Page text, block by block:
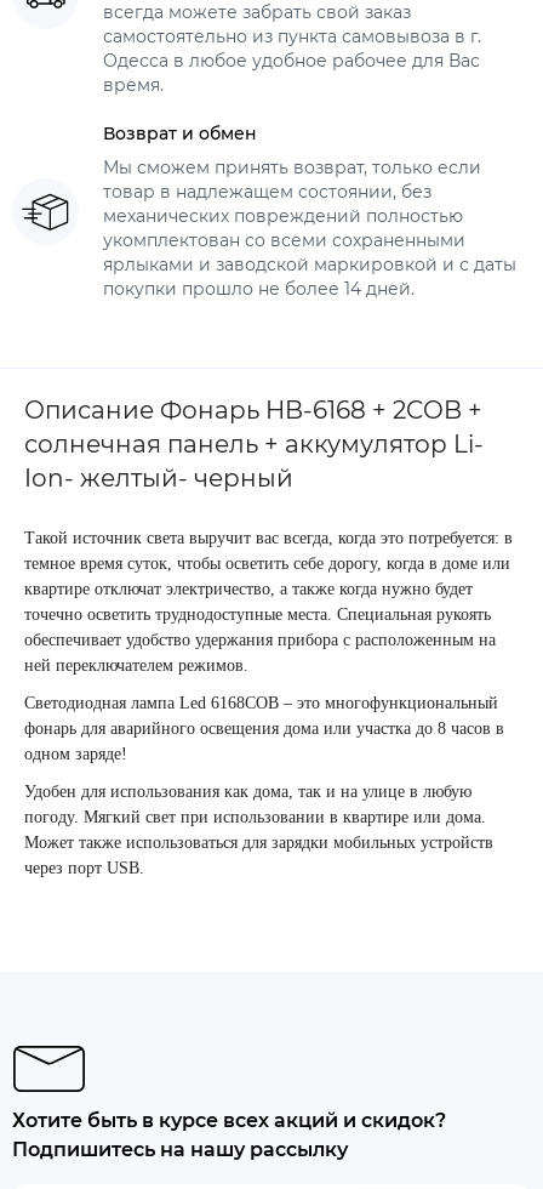
всегда можете забрать свой заказ
самостоятельно из пункта самовывоза в г.
Одесса в любое удобное рабочее для Вас
время.
Возврат и обмен
Мы сможем принять возврат, только если
товар в надлежащем состоянии, без
механических повреждений полностью
укомплектован со всеми сохраненными
ярлыками и заводской маркировкой и с даты
покупки прошло не более 14 дней.
Описание Фонарь HB-6168 + 2COB +
солнечная панель + аккумулятор Li-
Ion- желтый- черный
Такой источник света выручит вас всегда, когда это потребуется: в
темное время суток, чтобы осветить себе дорогу, когда в доме или
квартире отключат электричество, а также когда нужно будет
точечно осветить труднодоступные места. Специальная рукоять
обеспечивает удобство удержания прибора с расположенным на
ней переключателем режимов.
Светодиодная лампа Led 6168COB – это многофункциональный
фонарь для аварийного освещения дома или участка до 8 часов в
одном заряде!
Удобен для использования как дома, так и на улице в любую
погоду. Мягкий свет при использовании в квартире или дома.
Может также использоваться для зарядки мобильных устройств
через порт USB.
Хотите быть в курсе всех акций и скидок?
Подпишитесь на нашу рассылку